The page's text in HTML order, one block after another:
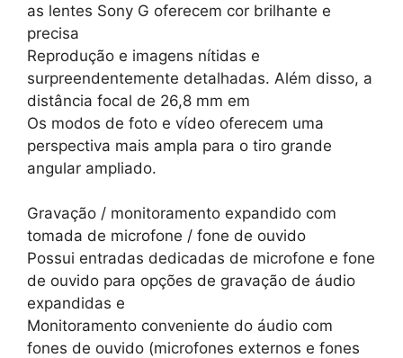
as lentes Sony G oferecem cor brilhante e
precisa
Reprodução e imagens nítidas e
surpreendentemente detalhadas. Além disso, a
distância focal de 26,8 mm em
Os modos de foto e vídeo oferecem uma
perspectiva mais ampla para o tiro grande
angular ampliado.
Gravação / monitoramento expandido com
tomada de microfone / fone de ouvido
Possui entradas dedicadas de microfone e fone
de ouvido para opções de gravação de áudio
expandidas e
Monitoramento conveniente do áudio com
fones de ouvido (microfones externos e fones